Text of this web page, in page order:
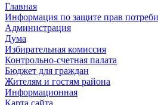
Главная
Информация по защите прав
Администрация
Дума
Избирательная комиссия
Контрольно-счетная палата
Бюджет для граждан
Жителям и гостям района
Информационная
Карта сайта